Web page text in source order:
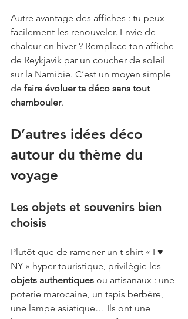
Autre avantage des affiches : tu peux
facilement les renouveler. Envie de
chaleur en hiver ? Remplace ton affiche
de Reykjavik par un coucher de soleil
sur la Namibie. C’est un moyen simple
de faire évoluer ta déco sans tout
chambouler.
D’autres idées déco
autour du thème du
voyage
Les objets et souvenirs bien
choisis
Plutôt que de ramener un t-shirt « I ♥️
NY » hyper touristique, privilégie les
objets authentiques ou artisanaux : une
poterie marocaine, un tapis berbère,
une lampe asiatique… Ils ont une